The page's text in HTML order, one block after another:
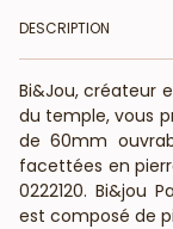
DESCRIPTION
Bi&Jou, créateur
du temple, vous
de 60mm
facettées en
0222120. Bi&jou
est composé de